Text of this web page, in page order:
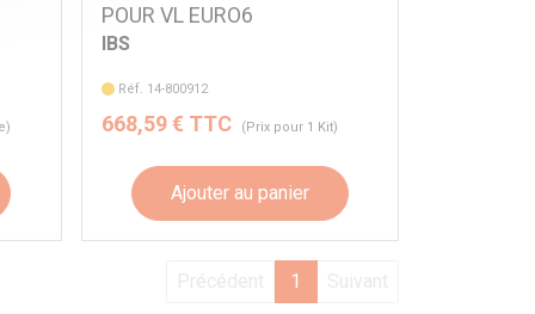
POUR VL EURO6
IBS
Réf. 14-800912
668,59 € TTC (Prix pour 1 Kit)
Ajouter au panier
Précédent 1 Suivant